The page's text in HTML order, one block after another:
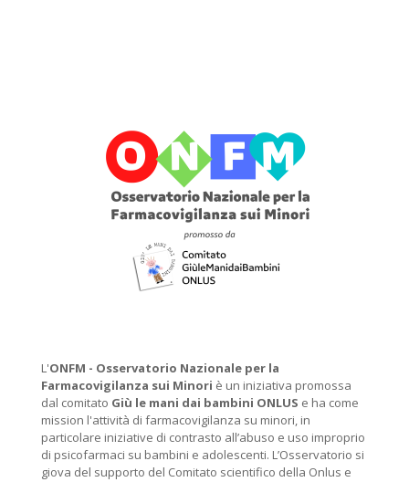
L'ONFM - Osservatorio Nazionale per la
Farmacovigilanza sui Minori è un iniziativa promossa
dal comitato Giù le mani dai bambini ONLUS e ha come
mission l'attività di farmacovigilanza su minori, in
particolare iniziative di contrasto all’abuso e uso improprio
di psicofarmaci su bambini e adolescenti. L’Osservatorio si
giova del supporto del Comitato scientifico della Onlus e